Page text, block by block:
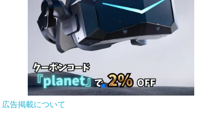
広告掲載について